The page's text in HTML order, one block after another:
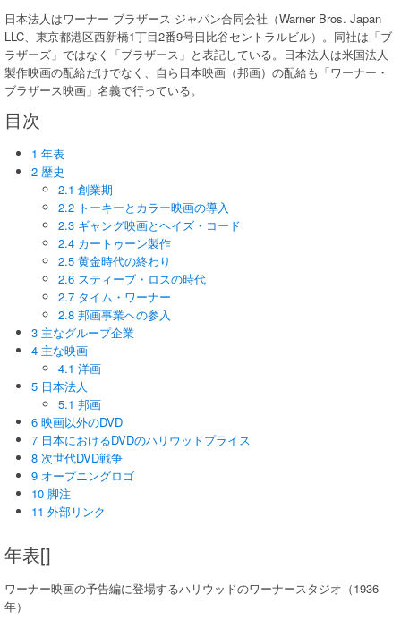
日本法人はワーナー ブラザース ジャパン合同会社（Warner Bros. Japan
LLC、東京都港区西新橋1丁目2番9号日比谷セントラルビル）。同社は「ブ
ラザーズ」ではなく「ブラザース」と表記している。日本法人は米国法人
製作映画の配給だけでなく、自ら日本映画（邦画）の配給も「ワーナー・
ブラザース映画」名義で行っている。
目次
1 年表
2 歴史
2.1 創業期
2.2 トーキーとカラー映画の導入
2.3 ギャング映画とヘイズ・コード
2.4 カートゥーン製作
2.5 黄金時代の終わり
2.6 スティーブ・ロスの時代
2.7 タイム・ワーナー
2.8 邦画事業への参入
3 主なグループ企業
4 主な映画
4.1 洋画
5 日本法人
5.1 邦画
6 映画以外のDVD
7 日本におけるDVDのハリウッドプライス
8 次世代DVD戦争
9 オープニングロゴ
10 脚注
11 外部リンク
年表[]
ワーナー映画の予告編に登場するハリウッドのワーナースタジオ（1936
年）